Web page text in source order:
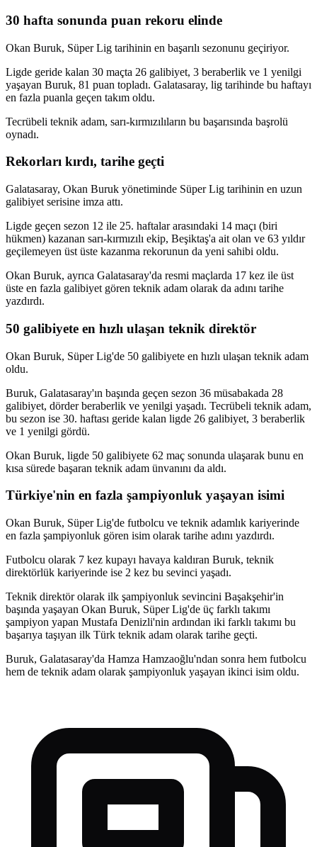
30 hafta sonunda puan rekoru elinde
Okan Buruk, Süper Lig tarihinin en başarılı sezonunu geçiriyor.
Ligde geride kalan 30 maçta 26 galibiyet, 3 beraberlik ve 1 yenilgi
yaşayan Buruk, 81 puan topladı. Galatasaray, lig tarihinde bu haftayı
en fazla puanla geçen takım oldu.
Tecrübeli teknik adam, sarı-kırmızılıların bu başarısında başrolü
oynadı.
Rekorları kırdı, tarihe geçti
Galatasaray, Okan Buruk yönetiminde Süper Lig tarihinin en uzun
galibiyet serisine imza attı.
Ligde geçen sezon 12 ile 25. haftalar arasındaki 14 maçı (biri
hükmen) kazanan sarı-kırmızılı ekip, Beşiktaş'a ait olan ve 63 yıldır
geçilemeyen üst üste kazanma rekorunun da yeni sahibi oldu.
Okan Buruk, ayrıca Galatasaray'da resmi maçlarda 17 kez ile üst
üste en fazla galibiyet gören teknik adam olarak da adını tarihe
yazdırdı.
50 galibiyete en hızlı ulaşan teknik direktör
Okan Buruk, Süper Lig'de 50 galibiyete en hızlı ulaşan teknik adam
oldu.
Buruk, Galatasaray'ın başında geçen sezon 36 müsabakada 28
galibiyet, dörder beraberlik ve yenilgi yaşadı. Tecrübeli teknik adam,
bu sezon ise 30. haftası geride kalan ligde 26 galibiyet, 3 beraberlik
ve 1 yenilgi gördü.
Okan Buruk, ligde 50 galibiyete 62 maç sonunda ulaşarak bunu en
kısa sürede başaran teknik adam ünvanını da aldı.
Türkiye'nin en fazla şampiyonluk yaşayan isimi
Okan Buruk, Süper Lig'de futbolcu ve teknik adamlık kariyerinde
en fazla şampiyonluk gören isim olarak tarihe adını yazdırdı.
Futbolcu olarak 7 kez kupayı havaya kaldıran Buruk, teknik
direktörlük kariyerinde ise 2 kez bu sevinci yaşadı.
Teknik direktör olarak ilk şampiyonluk sevincini Başakşehir'in
başında yaşayan Okan Buruk, Süper Lig'de üç farklı takımı
şampiyon yapan Mustafa Denizli'nin ardından iki farklı takımı bu
başarıya taşıyan ilk Türk teknik adam olarak tarihe geçti.
Buruk, Galatasaray'da Hamza Hamzaoğlu'ndan sonra hem futbolcu
hem de teknik adam olarak şampiyonluk yaşayan ikinci isim oldu.